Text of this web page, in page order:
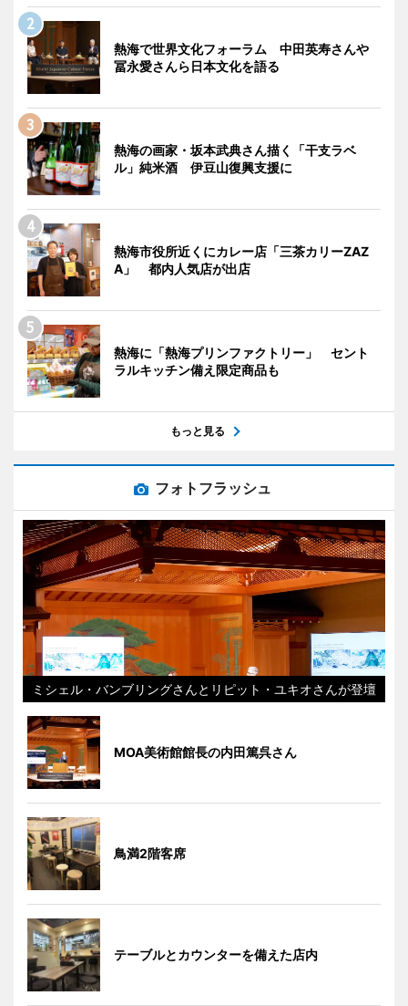
熱海で世界文化フォーラム 中田英寿さんや
冨永愛さんら日本文化を語る
熱海の画家・坂本武典さん描く「干支ラベ
ル」純米酒 伊豆山復興支援に
熱海市役所近くにカレー店「三茶カリーZAZ
A」 都内人気店が出店
熱海に「熱海プリンファクトリー」 セント
ラルキッチン備え限定商品も
もっと見る
フォトフラッシュ
ミシェル・バンブリングさんとリピット・ユキオさんが登壇
MOA美術館館長の内田篤呉さん
鳥満2階客席
テーブルとカウンターを備えた店内